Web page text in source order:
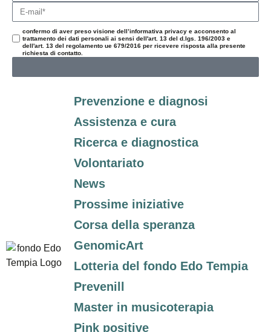
confermo di aver preso visione dell’informativa privacy e acconsento al
trattamento dei dati personali ai sensi dell'art. 13 del d.lgs. 196/2003 e
dell'art. 13 del regolamento ue 679/2016 per ricevere risposta alla presente
richiesta di contatto.
Prevenzione e diagnosi
Assistenza e cura
Ricerca e diagnostica
Volontariato
News
Prossime iniziative
Corsa della speranza
GenomicArt
Lotteria del fondo Edo Tempia
Prevenill
Master in musicoterapia
Pink positive